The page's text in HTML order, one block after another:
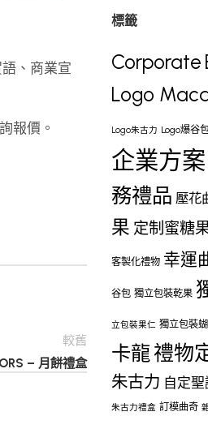
、商業宣
報價。
較舊
– 月餅禮盒
標籤
Corporate
Logo
Logo朱古力 Logo爆谷
企業方案
務禮品 壓花
果 定制蜜糖
客製化禮物 幸運
谷包 獨立包裝乾果
立包裝果仁 獨立包裝
卡龍禮物
朱古力 自定
朱古力禮盒 訂模曲奇